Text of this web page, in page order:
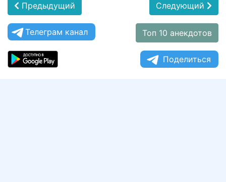
Предыдущий Следующий
Телеграм канал Топ 10 анекдотов
Поделиться